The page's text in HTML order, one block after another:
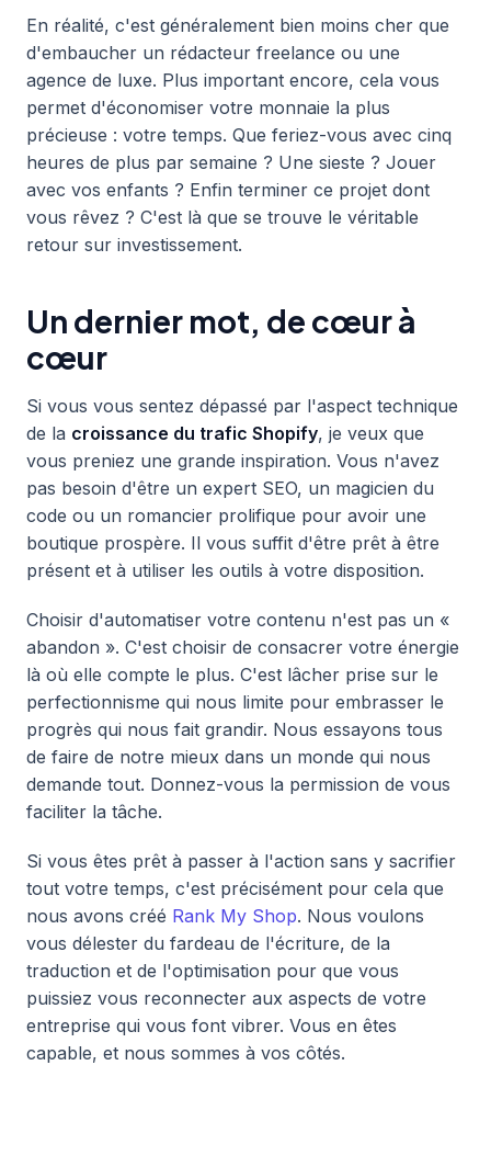
En réalité, c'est généralement bien moins cher que
d'embaucher un rédacteur freelance ou une
agence de luxe. Plus important encore, cela vous
permet d'économiser votre monnaie la plus
précieuse : votre temps. Que feriez-vous avec cinq
heures de plus par semaine ? Une sieste ? Jouer
avec vos enfants ? Enfin terminer ce projet dont
vous rêvez ? C'est là que se trouve le véritable
retour sur investissement.
Un dernier mot, de cœur à
cœur
Si vous vous sentez dépassé par l'aspect technique
de la croissance du trafic Shopify, je veux que
vous preniez une grande inspiration. Vous n'avez
pas besoin d'être un expert SEO, un magicien du
code ou un romancier prolifique pour avoir une
boutique prospère. Il vous suffit d'être prêt à être
présent et à utiliser les outils à votre disposition.
Choisir d'automatiser votre contenu n'est pas un «
abandon ». C'est choisir de consacrer votre énergie
là où elle compte le plus. C'est lâcher prise sur le
perfectionnisme qui nous limite pour embrasser le
progrès qui nous fait grandir. Nous essayons tous
de faire de notre mieux dans un monde qui nous
demande tout. Donnez-vous la permission de vous
faciliter la tâche.
Si vous êtes prêt à passer à l'action sans y sacrifier
tout votre temps, c'est précisément pour cela que
nous avons créé Rank My Shop. Nous voulons
vous délester du fardeau de l'écriture, de la
traduction et de l'optimisation pour que vous
puissiez vous reconnecter aux aspects de votre
entreprise qui vous font vibrer. Vous en êtes
capable, et nous sommes à vos côtés.